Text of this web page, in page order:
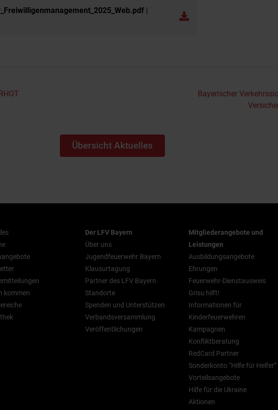
|
Bayerischer
Übersicht Aktuelles
kommen
Der LFV Bayern
Über uns
Jugendfeuerwehr Bayern
Klausurtagung
Partner des LFV Bayern
Standorte
Spenden und Unterstützen
Verbandsversammlung
Veröffentlichungen
Mitgliederangebote und
Leistungen
Ausbildungsangebote
Ehrungen
Feuerwehr-Dienstausweis
Grisu hilft!
Informationen für
Kinderfeuerwehren
Kampagnen
Konfliktberatung
RedCard Partner
Sonderkonto “Hilfe für Helfer”
Vorteilsangebote
Hilfe für die Ukraine
Aktionen